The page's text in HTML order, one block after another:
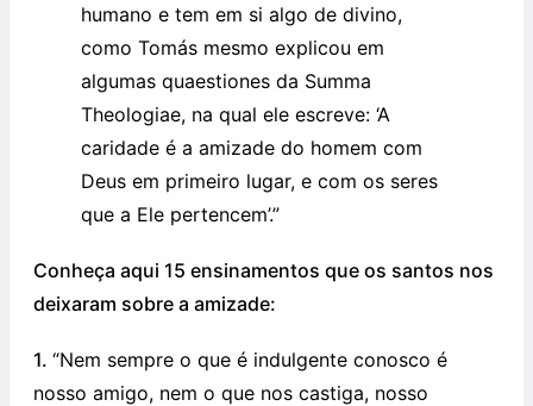
humano e tem em si algo de divino,
como Tomás mesmo explicou em
algumas quaestiones da Summa
Theologiae, na qual ele escreve: ‘A
caridade é a amizade do homem com
Deus em primeiro lugar, e com os seres
que a Ele pertencem’.”
Conheça aqui 15 ensinamentos que os santos nos
deixaram sobre a amizade:
1. “Nem sempre o que é indulgente conosco é
nosso amigo, nem o que nos castiga, nosso